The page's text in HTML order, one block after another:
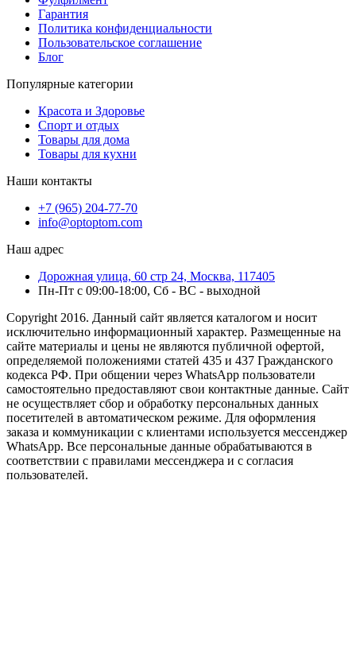
Гарантия
Политика конфиденциальности
Пользовательское соглашение
Блог
Популярные категории
Красота и Здоровье
Спорт и отдых
Товары для дома
Товары для кухни
Наши контакты
+7 (965) 204-77-70
info@optoptom.com
Наш адрес
Дорожная улица, 60 стр 24, Москва, 117405
Пн-Пт с 09:00-18:00, Сб - ВС - выходной
Copyright 2016. Данный сайт является каталогом и носит
исключительно информационный характер. Размещенные на
сайте материалы и цены не являются публичной офертой,
определяемой положениями статей 435 и 437 Гражданского
кодекса РФ. При общении через WhatsApp пользователи
самостоятельно предоставляют свои контактные данные. Сайт
не осуществляет сбор и обработку персональных данных
посетителей в автоматическом режиме. Для оформления
заказа и коммуникации с клиентами используется мессенджер
WhatsApp. Все персональные данные обрабатываются в
соответствии с правилами мессенджера и с согласия
пользователей.